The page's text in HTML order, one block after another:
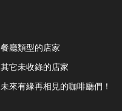
餐廳類型的店家
其它未收錄的店家
未來有緣再相見的咖啡廳們！